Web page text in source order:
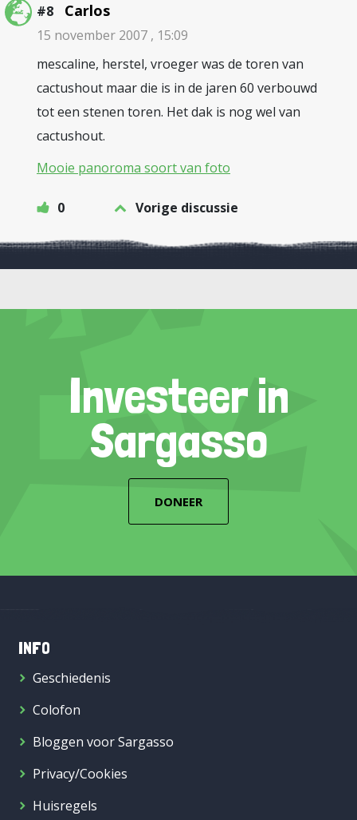
#8 Carlos
15 november 2007 , 15:09
mescaline, herstel, vroeger was de toren van
cactushout maar die is in de jaren 60 verbouwd
tot een stenen toren. Het dak is nog wel van
cactushout.
Mooie panoroma soort van foto
0 Vorige discussie
Investeer in
Sargasso
DONEER
INFO
Geschiedenis
Colofon
Bloggen voor Sargasso
Privacy/Cookies
Huisregels